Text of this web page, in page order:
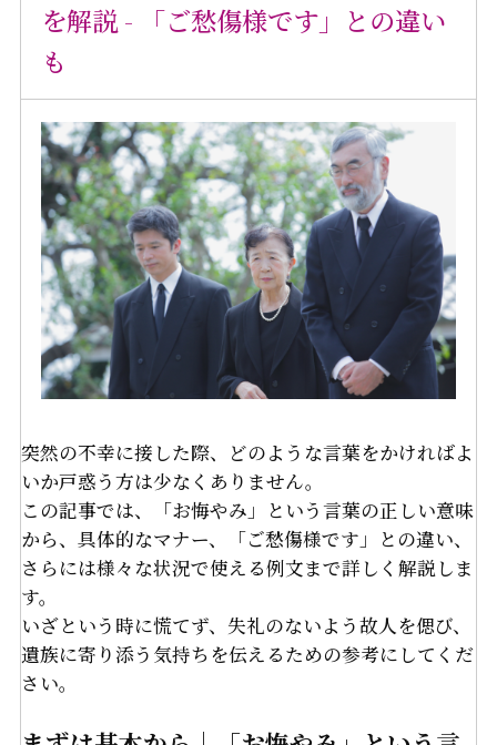
を解説 - 「ご愁傷様です」との違い
も
突然の不幸に接した際、どのような言葉をかければよ
いか戸惑う方は少なくありません。
この記事では、「お悔やみ」という言葉の正しい意味
から、具体的なマナー、「ご愁傷様です」との違い、
さらには様々な状況で使える例文まで詳しく解説しま
す。
いざという時に慌てず、失礼のないよう故人を偲び、
遺族に寄り添う気持ちを伝えるための参考にしてくだ
さい。